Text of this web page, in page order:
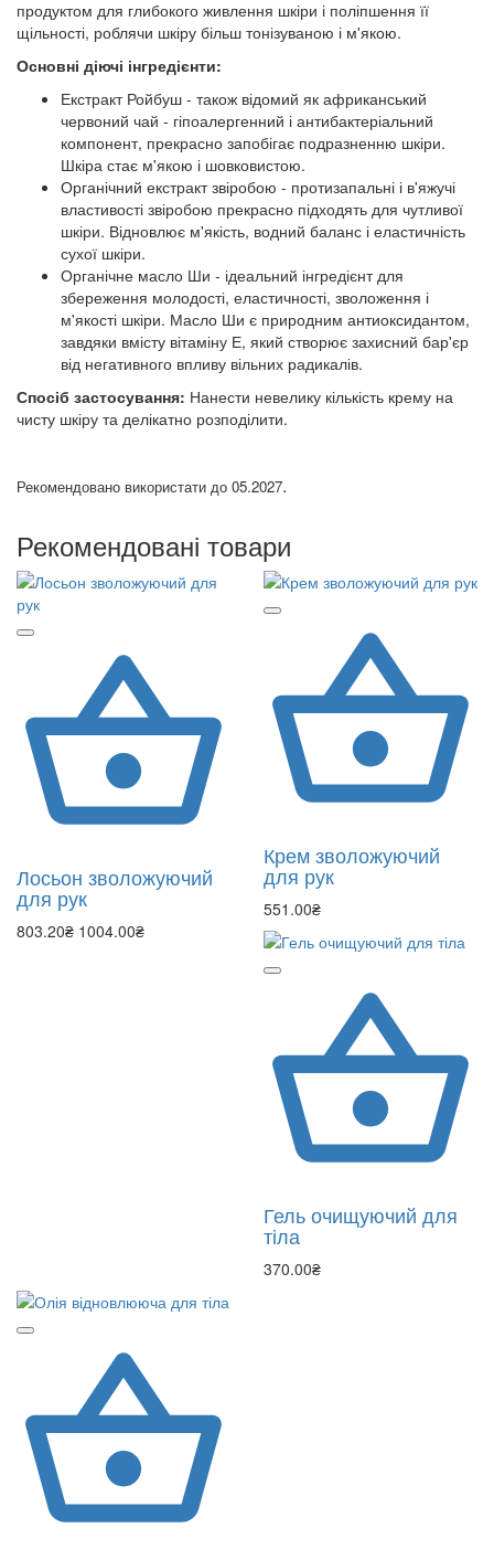
продуктом для глибокого живлення шкіри і поліпшення її
щільності, роблячи шкіру більш тонізуваною і м'якою.
Основні діючі інгредієнти:
Екстракт Ройбуш - також відомий як африканський
червоний чай - гіпоалергенний і антибактеріальний
компонент, прекрасно запобігає подразненню шкіри.
Шкіра стає м'якою і шовковистою.
Органічний екстракт звіробою - протизапальні і в'яжучі
властивості звіробою прекрасно підходять для чутливої ​​
шкіри. Відновлює м'якість, водний баланс і еластичність
сухої шкіри.
Органічне масло Ши - ідеальний інгредієнт для
збереження молодості, еластичності, зволоження і
м'якості шкіри. Масло Ши є природним антиоксидантом,
завдяки вмісту вітаміну Е, який створює захисний бар'єр
від негативного впливу вільних радикалів.
Спосіб застосування: Нанести невелику кількість крему на
чисту шкіру та делікатно розподілити.
Рекомендовано використати до 05.2027.
Рекомендовані товари
Лосьон зволожуючий
для рук
803.20₴ 1004.00₴
Крем зволожуючий
для рук
551.00₴
Гель очищуючий для
тіла
370.00₴